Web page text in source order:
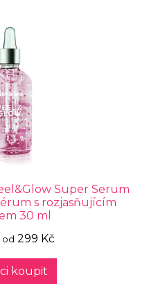
Super Serum
s rozjasňujícím
30 ml
od 299 Kč
koupit